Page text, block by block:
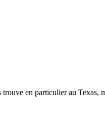
en particulier au Texas,